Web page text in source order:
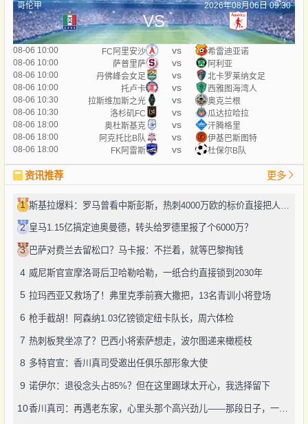
哥伦甲 2026年08月06日 09:30
VS
08-06 10:00 FC阿里安沙 vs
希雷迪亚诺
08-06 10:00
萨普里萨 vs
阿利亚
08-06 10:00
丹佛峰会女足 vs
北卡罗莱纳女足
08-06 10:00
托卢卡 vs
西雅图海湾人
08-06 10:30
拉斯维加斯之光 vs
奥克兰根
08-06 10:30
洛杉矶FC vs
瓜达拉哈拉
08-06 18:00
奥杜斯基克 vs
汗腾格里
08-06 18:00
阿克托比B队 vs
伊基巴斯图特
08-06 18:00
FK阿雷斯 vs 杜保尔B队
资讯推荐 更多
1
2 皇马1.15亿搞定迪奥曼德，转头给罗德里报了个6000万？
3 巴萨对费兰去留松口？马卡报：不拦着，就等巴黎掏钱
4 威尼斯官宣摩洛哥后卫哈勒哈勒，一纸合约直接锁到2030年
5 拉玛西亚又救场了！弗里克季前赛大撒把，13名青训小将登场
6 枪手截胡！阿森纳1.03亿镑锁定纽卡队长，周六体检
7 热刺板凳坐凉了？巴西小将索萨想走，波尔图递来橄榄枝
8 多特官宣：香川真司受邀出任俱乐部形象大使
9 诺伊尔：退役念头占85%？但在这里踢球太开心，我选择留下
10 香川真司：再遇老东家，心里头那个高兴劲儿——那段日子，一辈子忘不了